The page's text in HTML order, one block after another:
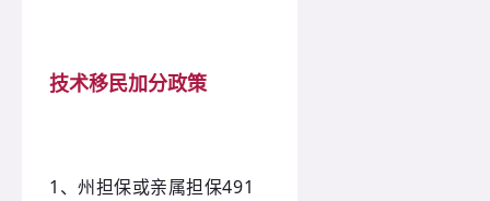
技术移民加分政策
1、州担保或亲属担保491